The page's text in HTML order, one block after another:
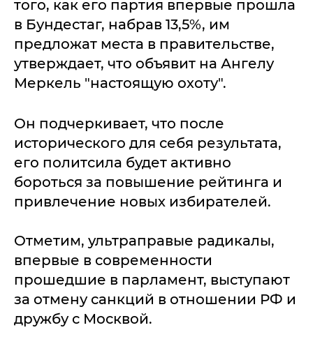
того, как его партия впервые прошла
в Бундестаг, набрав 13,5%, им
предложат места в правительстве,
утверждает, что объявит на Ангелу
Меркель "настоящую охоту".
Он подчеркивает, что после
исторического для себя результата,
его политсила будет активно
бороться за повышение рейтинга и
привлечение новых избирателей.
Отметим, ультраправые радикалы,
впервые в современности
прошедшие в парламент, выступают
за отмену санкций в отношении РФ и
дружбу с Москвой.